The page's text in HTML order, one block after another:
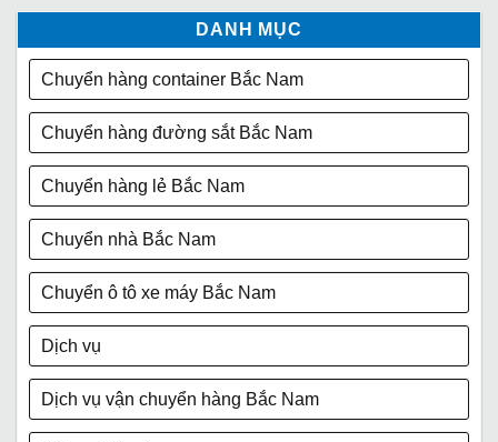
DANH MỤC
Chuyển hàng container Bắc Nam
Chuyển hàng đường sắt Bắc Nam
Chuyển hàng lẻ Bắc Nam
Chuyển nhà Bắc Nam
Chuyển ô tô xe máy Bắc Nam
Dịch vụ
Dịch vụ vận chuyển hàng Bắc Nam